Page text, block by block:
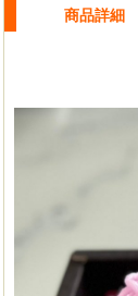
商品詳細